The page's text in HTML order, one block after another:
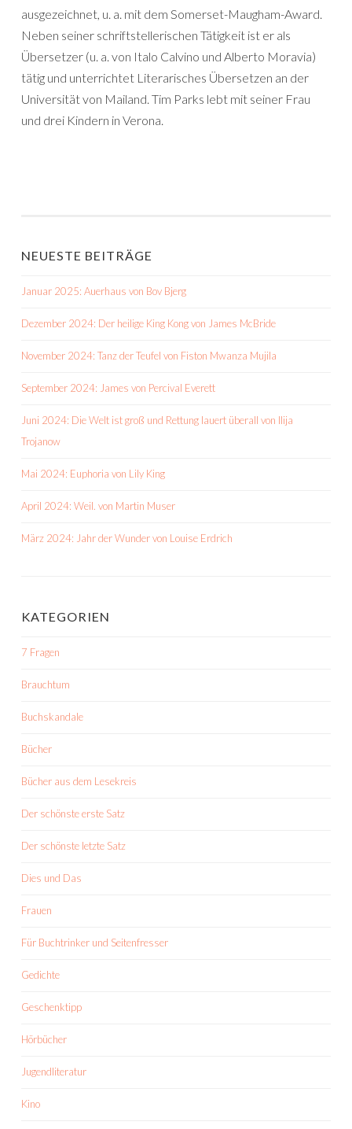
ausgezeichnet, u. a. mit dem Somerset-Maugham-Award.
Neben seiner schriftstellerischen Tätigkeit ist er als
Übersetzer (u. a. von Italo Calvino und Alberto Moravia)
tätig und unterrichtet Literarisches Übersetzen an der
Universität von Mailand. Tim Parks lebt mit seiner Frau
und drei Kindern in Verona.
NEUESTE BEITRÄGE
Januar 2025: Auerhaus von Bov Bjerg
Dezember 2024: Der heilige King Kong von James McBride
November 2024: Tanz der Teufel von Fiston Mwanza Mujila
September 2024: James von Percival Everett
Juni 2024: Die Welt ist groß und Rettung lauert überall von Ilija
Trojanow
Mai 2024: Euphoria von Lily King
April 2024: Weil. von Martin Muser
März 2024: Jahr der Wunder von Louise Erdrich
KATEGORIEN
7 Fragen
Brauchtum
Buchskandale
Bücher
Bücher aus dem Lesekreis
Der schönste erste Satz
Der schönste letzte Satz
Dies und Das
Frauen
Für Buchtrinker und Seitenfresser
Gedichte
Geschenktipp
Hörbücher
Jugendliteratur
Kino